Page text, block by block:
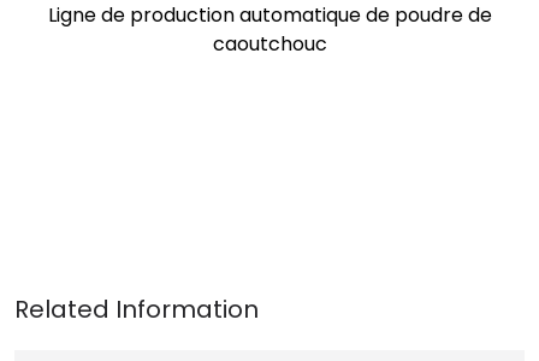
Ligne de production automatique de poudre de
caoutchouc